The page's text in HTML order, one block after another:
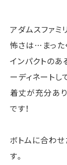
アダムスファミ
怖さは…まった
インパクトのあ
ーディネートし
着丈が充分あ
です！
ボトムに合わ
す。